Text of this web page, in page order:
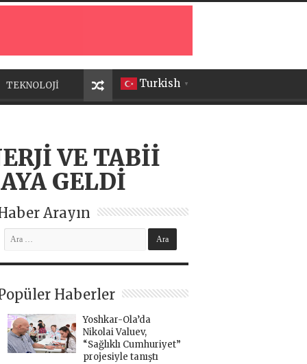
Turkish ▼
TEKNOLOJİ
VE TABİİ
GELDİ
Arayın
Haberler
Yoshkar-Ola’da
Nikolai Valuev,
“Sağlıklı Cumhuriyet”
projesiyle tanıştı